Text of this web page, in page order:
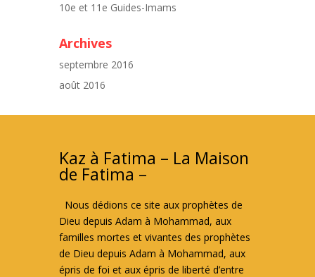
10e et 11e Guides-Imams
Archives
septembre 2016
août 2016
Kaz à Fatima – La Maison
de Fatima –
Nous dédions ce site aux prophètes de
Dieu depuis Adam à Mohammad, aux
familles mortes et vivantes des prophètes
de Dieu depuis Adam à Mohammad, aux
épris de foi et aux épris de liberté d’entre